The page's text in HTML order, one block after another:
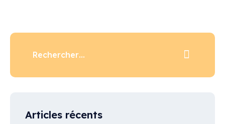
Articles récents